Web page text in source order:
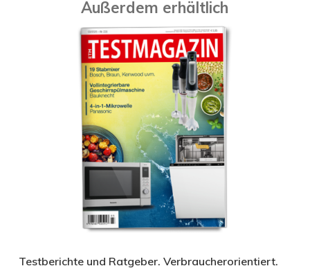
Außerdem erhältlich
Testberichte und Ratgeber. Verbraucherorientiert.